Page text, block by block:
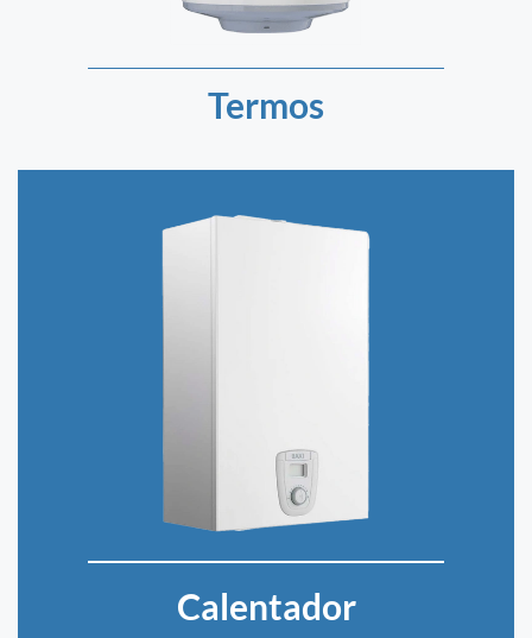
Termos
Calentador